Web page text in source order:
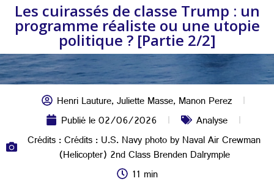
Les cuirassés de classe Trump : un
programme réaliste ou une utopie
politique ? [Partie 2/2]
Henri Lauture,Juliette Masse,Manon Perez
Publié le02/06/2026
Analyse
Crédits : Crédits : U.S. Navy photo by Naval Air Crewman
(Helicopter) 2nd Class Brenden Dalrymple
11 min